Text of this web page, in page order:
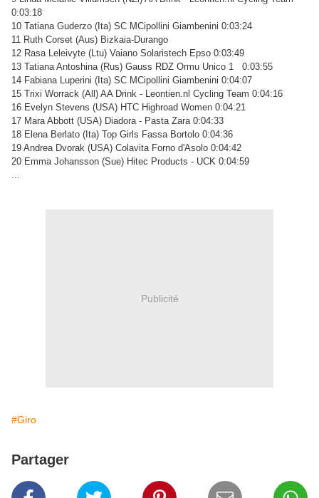
0:03:18
10 Tatiana Guderzo (Ita) SC MCipollini Giambenini 0:03:24
11 Ruth Corset (Aus) Bizkaia-Durango
12 Rasa Leleivyte (Ltu) Vaiano Solaristech Epso 0:03:49
13 Tatiana Antoshina (Rus) Gauss RDZ Ormu Unico 1 0:03:55
14 Fabiana Luperini (Ita) SC MCipollini Giambenini 0:04:07
15 Trixi Worrack (All) AA Drink - Leontien.nl Cycling Team 0:04:16
16 Evelyn Stevens (USA) HTC Highroad Women 0:04:21
17 Mara Abbott (USA) Diadora - Pasta Zara 0:04:33
18 Elena Berlato (Ita) Top Girls Fassa Bortolo 0:04:36
19 Andrea Dvorak (USA) Colavita Forno d'Asolo 0:04:42
20 Emma Johansson (Sue) Hitec Products - UCK 0:04:59
...
Publicité
#Giro
Partager